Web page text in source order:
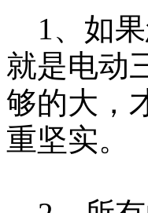
1、如果
就是电动
够的大，
重坚实。